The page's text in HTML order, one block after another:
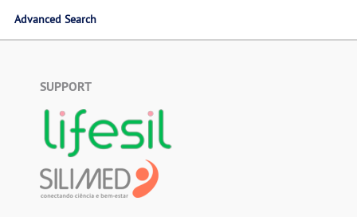
Advanced Search
SUPPORT